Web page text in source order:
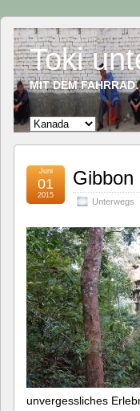
Toki
MIT DEM
Gibbon
Unterwegs
Juni
01
2015
unvergessliches